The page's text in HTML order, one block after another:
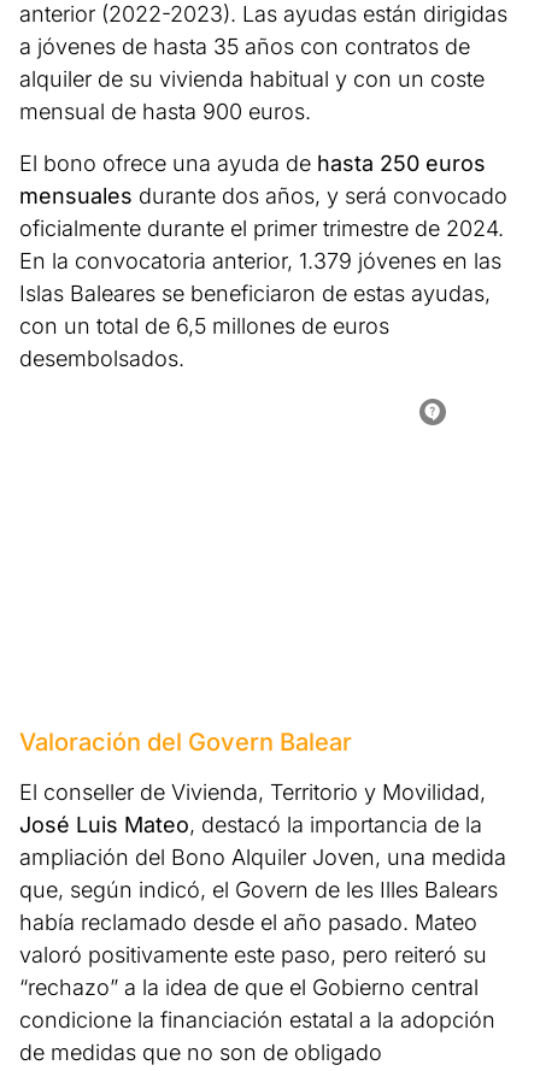
anterior (2022-2023). Las ayudas están dirigidas
a jóvenes de hasta 35 años con contratos de
alquiler de su vivienda habitual y con un coste
mensual de hasta 900 euros.
El bono ofrece una ayuda de hasta 250 euros
mensuales durante dos años, y será convocado
oficialmente durante el primer trimestre de 2024.
En la convocatoria anterior, 1.379 jóvenes en las
Islas Baleares se beneficiaron de estas ayudas,
con un total de 6,5 millones de euros
desembolsados.
Valoración del Govern Balear
El conseller de Vivienda, Territorio y Movilidad,
José Luis Mateo, destacó la importancia de la
ampliación del Bono Alquiler Joven, una medida
que, según indicó, el Govern de les Illes Balears
había reclamado desde el año pasado. Mateo
valoró positivamente este paso, pero reiteró su
“rechazo” a la idea de que el Gobierno central
condicione la financiación estatal a la adopción
de medidas que no son de obligado